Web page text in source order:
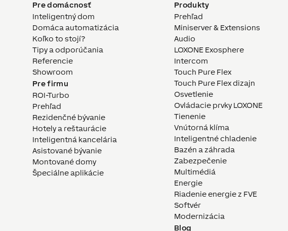
Pre domácnosť
Inteligentný dom
Domáca automatizácia
Koľko to stojí?
Tipy a odporúčania
Referencie
Showroom
Pre firmu
ROI-Turbo
Prehľad
Rezidenčné bývanie
Hotely a reštaurácie
Inteligentná kancelária
Asistované bývanie
Montované domy
Špeciálne aplikácie
Produkty
Prehľad
Miniserver & Extensions
Audio
LOXONE Exosphere
Intercom
Touch Pure Flex
Touch Pure Flex dizajn
Osvetlenie
Ovládacie prvky LOXONE
Tienenie
Vnútorná klíma
Inteligentné chladenie
Bazén a záhrada
Zabezpečenie
Multimédiá
Energie
Riadenie energie z FVE
Softvér
Modernizácia
Blog